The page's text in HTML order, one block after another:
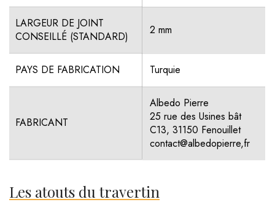
LARGEUR DE JOINT
CONSEILLÉ (STANDARD)
2 mm
PAYS DE FABRICATION Turquie
FABRICANT
Albedo Pierre
25 rue des Usines bât
C13, 31150 Fenouillet
contact@albedopierre,fr
Les atouts du travertin